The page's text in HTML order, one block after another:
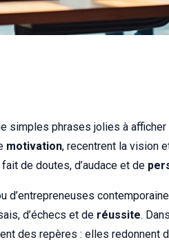
simples phrases jolies à afficher
motivation, recentrent la vision
de doutes, d’audace et de
d’entrepreneuses
d’échecs et de réussite.
des repères : elles redonnent